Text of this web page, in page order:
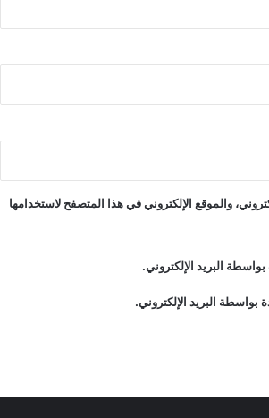
والموقع الإلكتروني في هذا المتصفح لاستخدامها
البريد الإلكتروني.
بواسطة البريد الإلكتروني.